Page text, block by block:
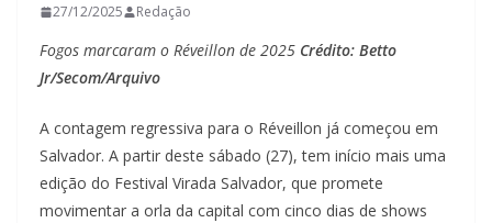
27/12/2025 Redação
Fogos marcaram o Réveillon de 2025 Crédito: Betto
Jr/Secom/Arquivo
A contagem regressiva para o Réveillon já começou em
Salvador. A partir deste sábado (27), tem início mais uma
edição do Festival Virada Salvador, que promete
movimentar a orla da capital com cinco dias de shows